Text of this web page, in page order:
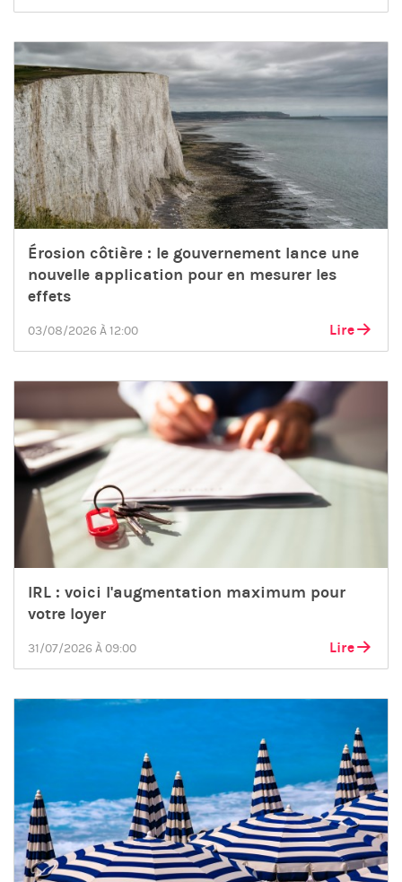
Érosion côtière : le gouvernement lance une
nouvelle application pour en mesurer les
effets
03/08/2026 À 12:00 Lire
IRL : voici l'augmentation maximum pour
votre loyer
31/07/2026 À 09:00 Lire